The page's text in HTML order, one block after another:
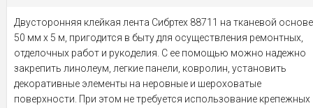
Двусторонняя клейкая лента Сибртех 88711 на тканевой
50 мм х 5 м, пригодится в быту для осуществления ремонтных,
отделочных работ и рукоделия. С ее помощью можно надежно
закрепить линолеум, легкие панели, ковролин, установить
декоративные элементы на неровные и шероховатые
поверхности. При этом не требуется использование крепежных